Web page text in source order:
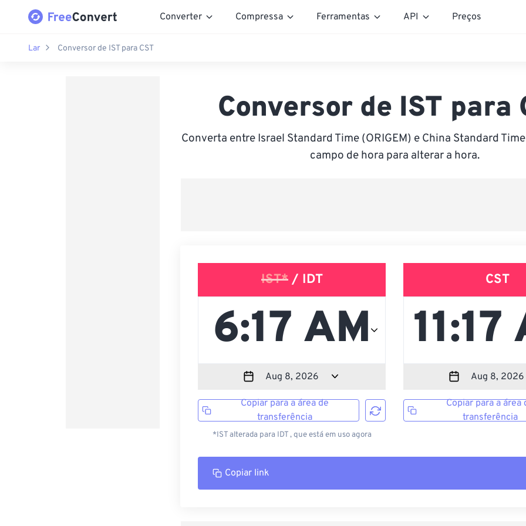
Converter Compressa Ferramentas API Preços
Lar Conversor de IST para CST
Conversor de IST para
Converta entre Israel Standard Time (ORIGEM) e China Standard
campo de hora para alterar a hora.
IST*/ IDT
Copiar para a área de
transferência
*IST alterada para IDT , que está em uso agora
CST
Copiar para a área
transferência
Copiar link